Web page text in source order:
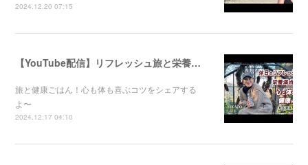
2024.12.20 07:15
【YouTube配信】リフレッシュ旅と栄養満点ごはん！心と体が喜ぶ健康のコツ
旅と健康ごはん！心も体も喜ぶコツをシェアする
よ〜
2024.12.17 04:10